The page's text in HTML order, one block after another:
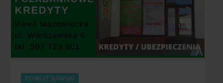
Categories
POWIAT RAWSKI